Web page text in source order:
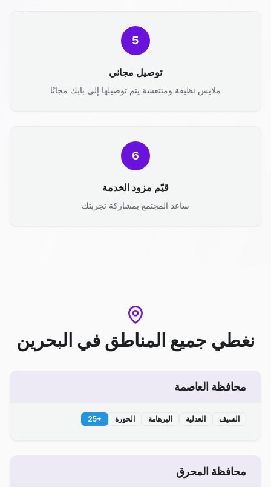
5
توصيل مجاني
ملابس نظيفة ومنتعشة يتم توصيلها إلى بابك مجانًا
6
قيّم مزود الخدمة
ساعد المجتمع بمشاركة تجربتك
نغطي جميع المناطق في البحرين
محافظة العاصمة
السيف العدلية البرهامة الحورة +
25
محافظة المحرق